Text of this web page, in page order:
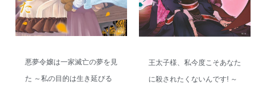
悪夢令嬢は一家滅亡の夢を見
た ～私の目的は生き延びる
王太子様、私今度こそあなた
に殺されたくないんです! ～